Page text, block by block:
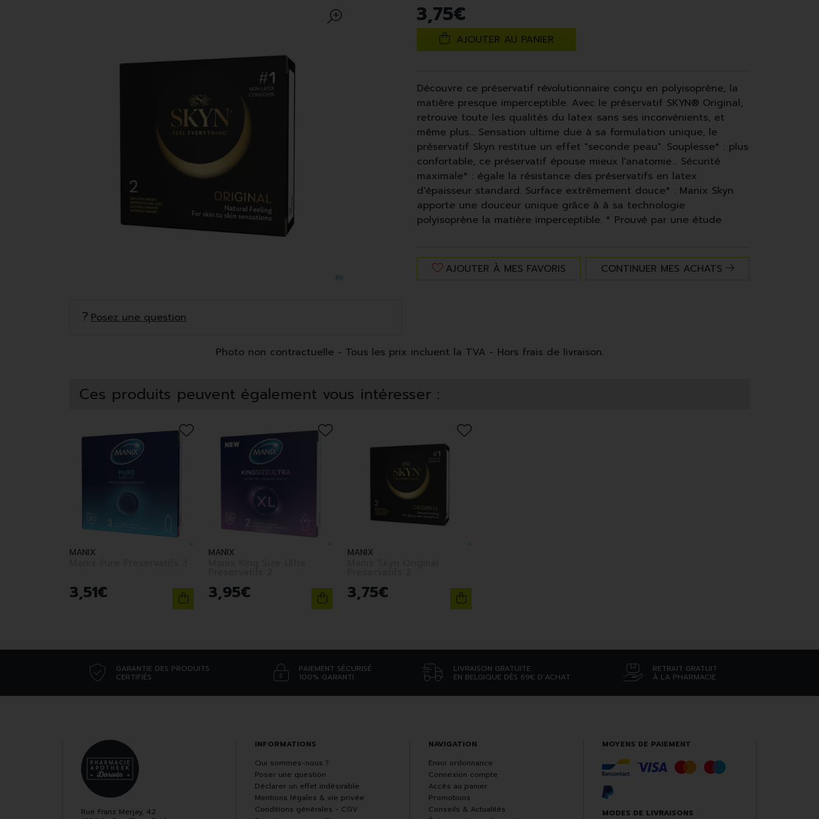
3,75€
AJOUTER AU PANIER
Découvre ce préservatif révolutionnaire conçu en polyisoprène, la
matière presque imperceptible. Avec le préservatif SKYN® Original,
retrouve toute les qualités du latex sans ses inconvénients, et
même plus... Sensation ultime due à sa formulation unique, le
préservatif Skyn restitue un effet "seconde peau". Souplesse* : plus
confortable, ce préservatif épouse mieux l'anatomie... Sécurité
maximale* : égale la résistance des préservatifs en latex
d'épaisseur standard. Surface extrêmement douce* : Manix Skyn
apporte une douceur unique grâce à à sa technologie
polyisoprène la matière imperceptible. * Prouvé par une étude
AJOUTER À MES FAVORIS CONTINUER MES ACHATS
Posez une question
Photo non contractuelle - Tous les prix incluent la TVA - Hors frais de livraison.
Ces produits peuvent également vous intéresser :
MANIX
3,51€
MANIX
3,95€
MANIX
3,75€
GARANTIE DES PRODUITS
CERTIFIÉS
PAIEMENT SÉCURISÉ
100% GARANTI
LIVRAISON GRATUITE
EN BELGIQUE DÈS 69€ D’ACHAT
RETRAIT GRATUIT
À LA PHARMACIE
Rue Franz Merjay, 42
INFORMATIONS
Qui sommes-nous ?
Poser une question
Déclarer un effet indésirable
Mentions légales & vie privée
Conditions générales - CGV
NAVIGATION
Envoi ordonnance
Connexion compte
Accès au panier
Promotions
Conseils & Actualités
MOYENS DE PAIEMENT
MODES DE LIVRAISONS